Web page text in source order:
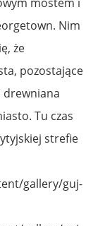
Nim
że
pozostające
drewniana
Tu czas
strefie